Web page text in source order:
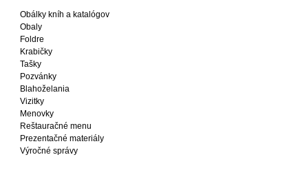
Obálky kníh a katalógov
Obaly
Foldre
Krabičky
Tašky
Pozvánky
Blahoželania
Vizitky
Menovky
Reštauračné menu
Prezentačné materiály
Výročné správy